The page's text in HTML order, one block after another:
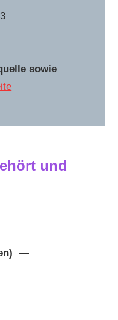
sowie
und
—